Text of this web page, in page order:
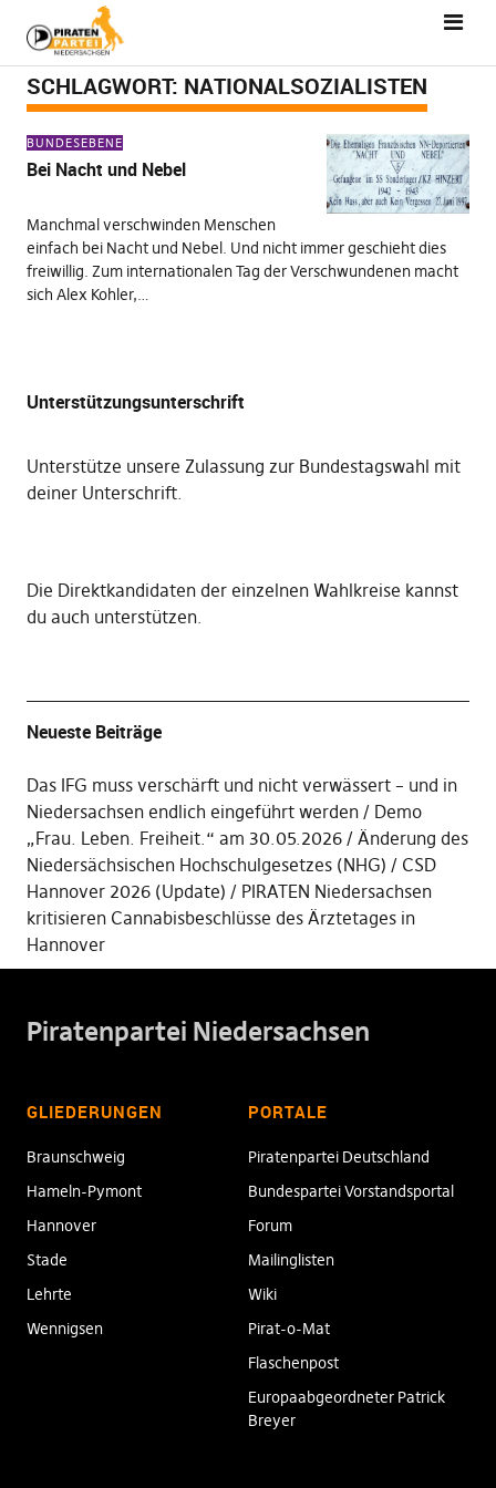
SCHLAGWORT: NATIONALSOZIALISTEN
BUNDESEBENE
Bei Nacht und Nebel
Manchmal verschwinden Menschen
einfach bei Nacht und Nebel. Und nicht immer geschieht dies
freiwillig. Zum internationalen Tag der Verschwundenen macht
sich Alex Kohler,…
Unterstützungsunterschrift
Unterstütze unsere Zulassung zur Bundestagswahl mit
deiner Unterschrift.
Die Direktkandidaten der einzelnen Wahlkreise kannst
du auch unterstützen.
Neueste Beiträge
Das IFG muss verschärft und nicht verwässert – und in
Niedersachsen endlich eingeführt werden
Demo
„Frau. Leben. Freiheit.“ am 30.05.2026
Änderung des
Niedersächsischen Hochschulgesetzes (NHG)
CSD
Hannover 2026 (Update)
PIRATEN Niedersachsen
kritisieren Cannabisbeschlüsse des Ärztetages in
Hannover
Piratenpartei Niedersachsen
GLIEDERUNGEN
Braunschweig
Hameln-Pymont
Hannover
Stade
Lehrte
Wennigsen
PORTALE
Piratenpartei Deutschland
Bundespartei Vorstandsportal
Forum
Mailinglisten
Wiki
Pirat-o-Mat
Flaschenpost
Europaabgeordneter Patrick
Breyer